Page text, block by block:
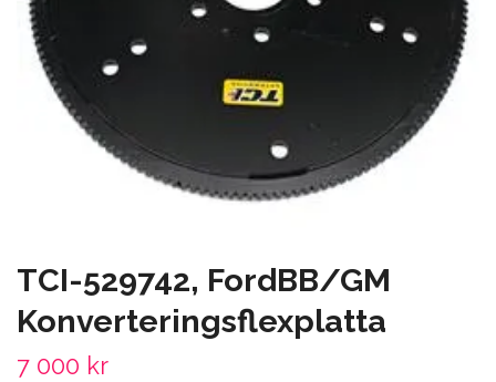
TCI-529742, FordBB/GM
Konverteringsflexplatta
7 000 kr